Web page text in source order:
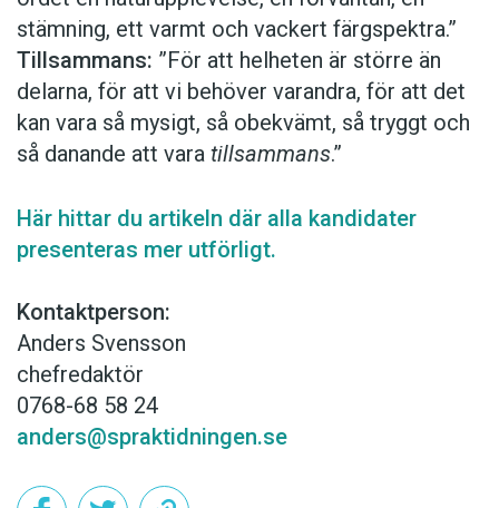
stämning, ett varmt och vackert färgspektra.”
Tillsammans: ”För att helheten är större än
delarna, för att vi behöver varandra, för att det
kan vara så mysigt, så obekvämt, så tryggt och
så danande att vara tillsammans.”
Här hittar du artikeln där alla kandidater
presenteras mer utförligt.
Kontaktperson:
Anders Svensson
chefredaktör
0768-68 58 24
anders@spraktidningen.se